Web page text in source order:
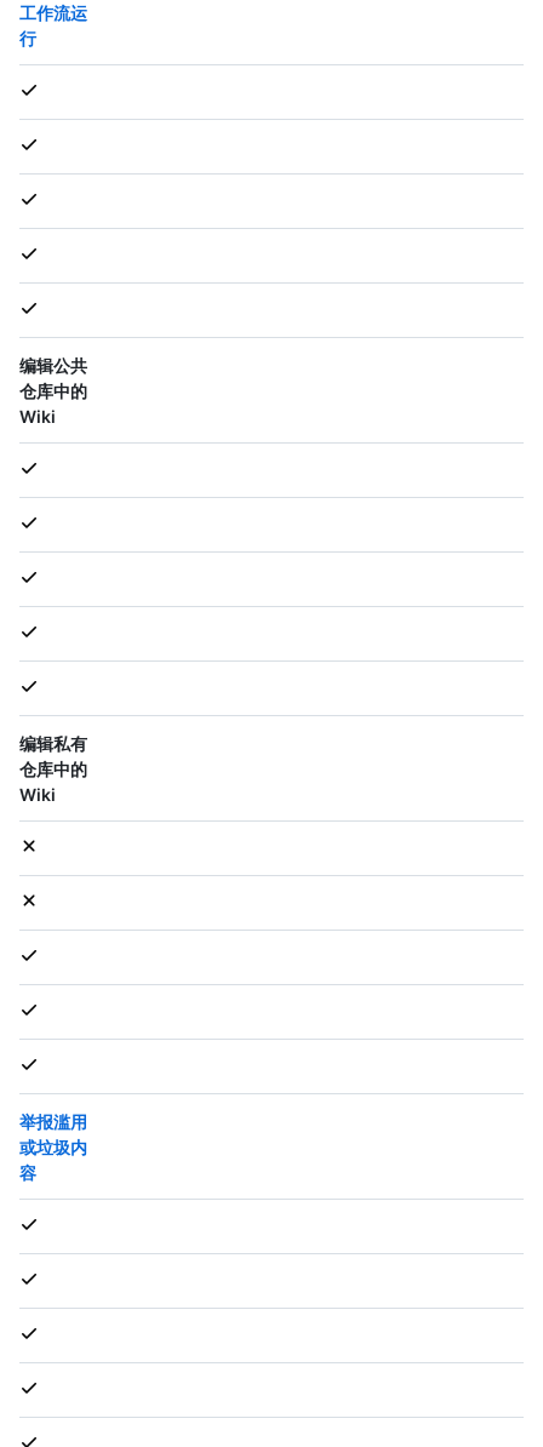
工作流运
行
编辑公共
仓库中的
Wiki
编辑私有
仓库中的
Wiki
举报滥用
或垃圾内
容